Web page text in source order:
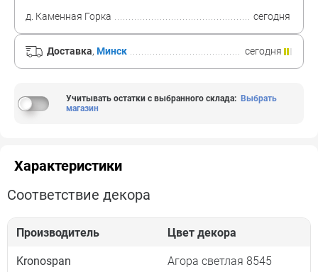
д. Каменная Горка
сегодня
Доставка, Минск сегодня
Учитывать остатки с выбранного склада: Выбрать
магазин
Характеристики
Соответствие декора
Производитель Цвет декора
Kronospan Агора светлая 8545